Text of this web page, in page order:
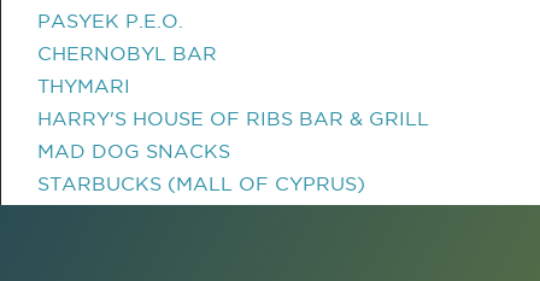
PASYEK P.E.O.
CHERNOBYL BAR
THYMARI
HARRY'S HOUSE OF RIBS BAR & GRILL
MAD DOG SNACKS
STARBUCKS (MALL OF CYPRUS)